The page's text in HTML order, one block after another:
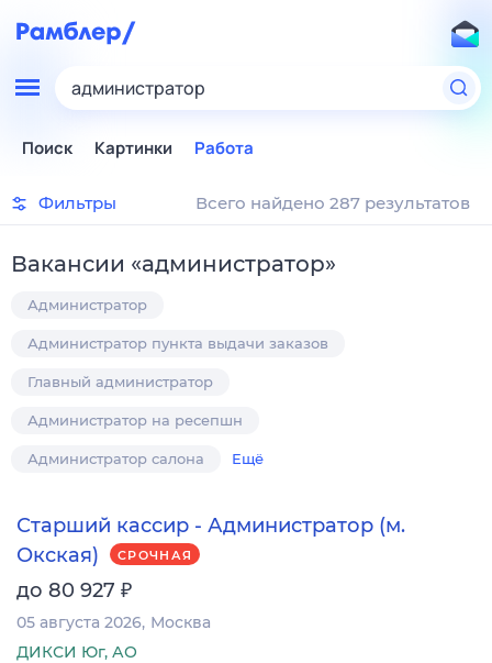
администратор
Поиск Картинки Работа
Фильтры Всего найдено 287 результатов
Вакансии «администратор»
Администратор
Администратор пункта выдачи заказов
Главный администратор
Администратор на ресепшн
Администратор салона Ещё
Старший кассир - Администратор (м.
Окская)
СРОЧНАЯ
до 80 927 ₽
05 августа 2026 Москва
ДИКСИ Юг, АО